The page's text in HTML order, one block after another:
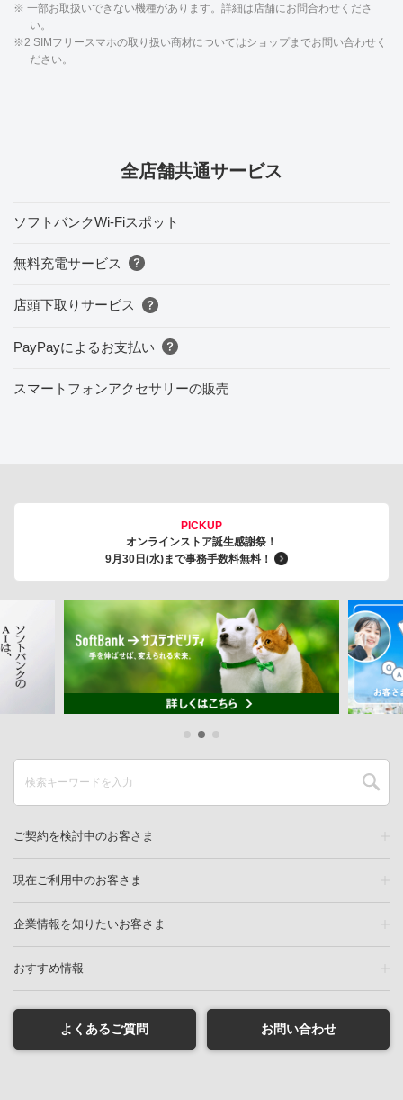
※ 一部お取扱いできない機種があります。詳細は店舗にお問合わせくださ
い。
※2 SIMフリースマホの取り扱い商材についてはショップまでお問い合わせく
ださい。
全店舗共通サービス
ソフトバンクWi-Fiスポット
無料充電サービス
店頭下取りサービス
PayPayによるお支払い
スマートフォンアクセサリーの販売
PICKUP
オンラインストア誕生感謝祭！
9月30日(水)まで事務手数料無料！
ご契約を検討中のお客さま
現在ご利用中のお客さま
企業情報を知りたいお客さま
おすすめ情報
よくあるご質問 お問い合わせ